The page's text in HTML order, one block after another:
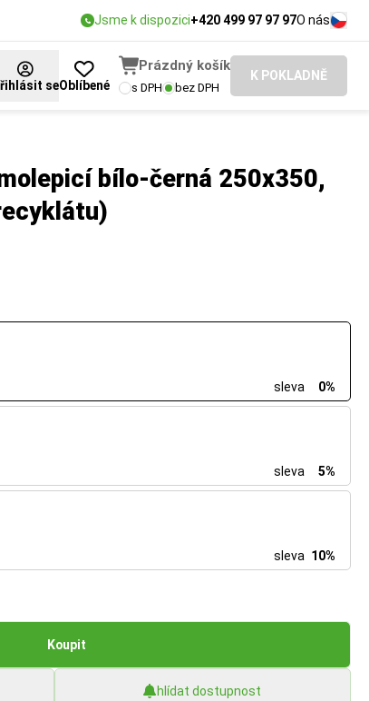
Jsme k dispozici+420 499 97 97 97O nás
seOblíbené
Prázdný košík
s DPH bez DPH
K POKLADNĚ
bílo-černá 250x350,
sleva
0%
sleva
5%
sleva 10%
Koupit
hlídat dostupnost